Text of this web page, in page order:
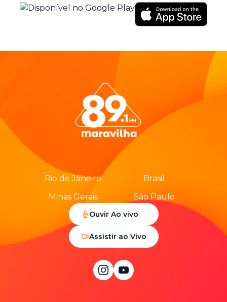
Rio de Janeiro
Brasil
Minas Gerais
São Paulo
Ouvir Ao vivo
Assistir ao Vivo